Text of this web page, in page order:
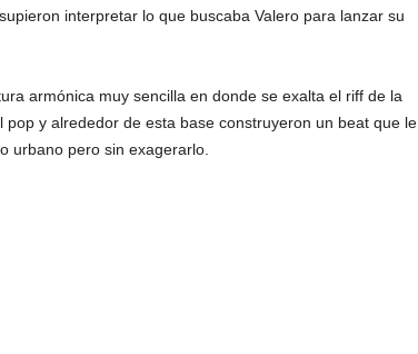
interpretar lo que buscaba Valero para lanzar su
armónica muy sencilla en donde se exalta el riff de la
y alrededor de esta base construyeron un beat que le
urbano pero sin exagerarlo.